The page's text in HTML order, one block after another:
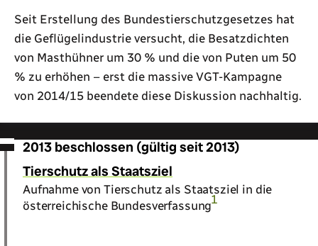
Seit Erstellung des Bundestierschutzgesetzes hat
die Geflügelindustrie versucht, die Besatzdichten
von Masthühner um 30 % und die von Puten um 50
% zu erhöhen – erst die massive VGT-Kampagne
von 2014/15 beendete diese Diskussion nachhaltig.
2013 beschlossen (gültig seit 2013)
Tierschutz als Staatsziel
Aufnahme von Tierschutz als Staatsziel in die
österreichische Bundesverfassung1